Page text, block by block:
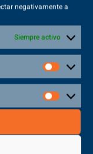
negativamente a
Siempre activo